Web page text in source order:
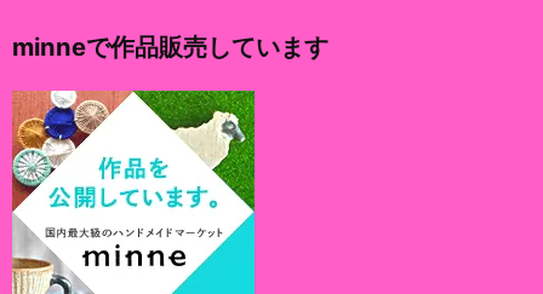
ブ
minneで作品販売しています